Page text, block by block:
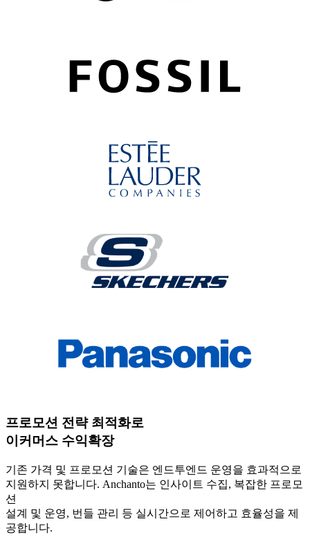
프로모션 전략 최적화로
이커머스 수익확장
기존 가격 및 프로모션 기술은 엔드투엔드 운영을 효과적으로
지원하지 못합니다. Anchanto는 인사이트 수집, 복잡한 프로모
션
설계 및 운영, 번들 관리 등 실시간으로 제어하고 효율성을 제
공합니다.